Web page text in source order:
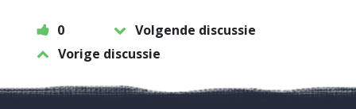
0
Volgende discussie
Vorige discussie